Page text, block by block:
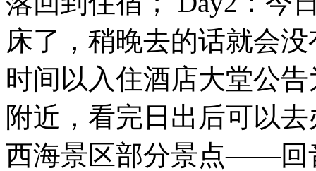
床了，稍晚去的话就会
时间以入住酒店大堂公
附近，看完日出后可以
西海景区部分景点——